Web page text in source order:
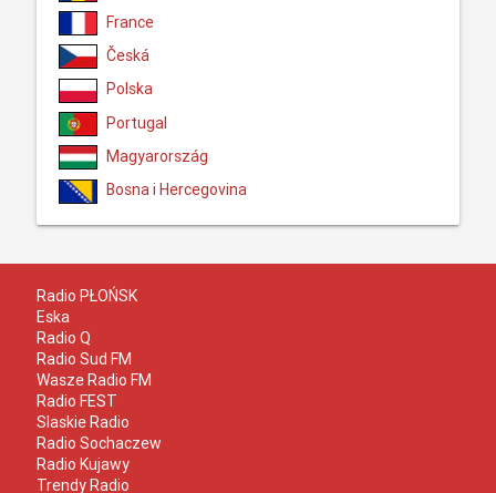
France
Česká
Polska
Portugal
Magyarország
Bosna i Hercegovina
Radio PŁOŃSK
Eska
Radio Q
Radio Sud FM
Wasze Radio FM
Radio FEST
Slaskie Radio
Radio Sochaczew
Radio Kujawy
Trendy Radio